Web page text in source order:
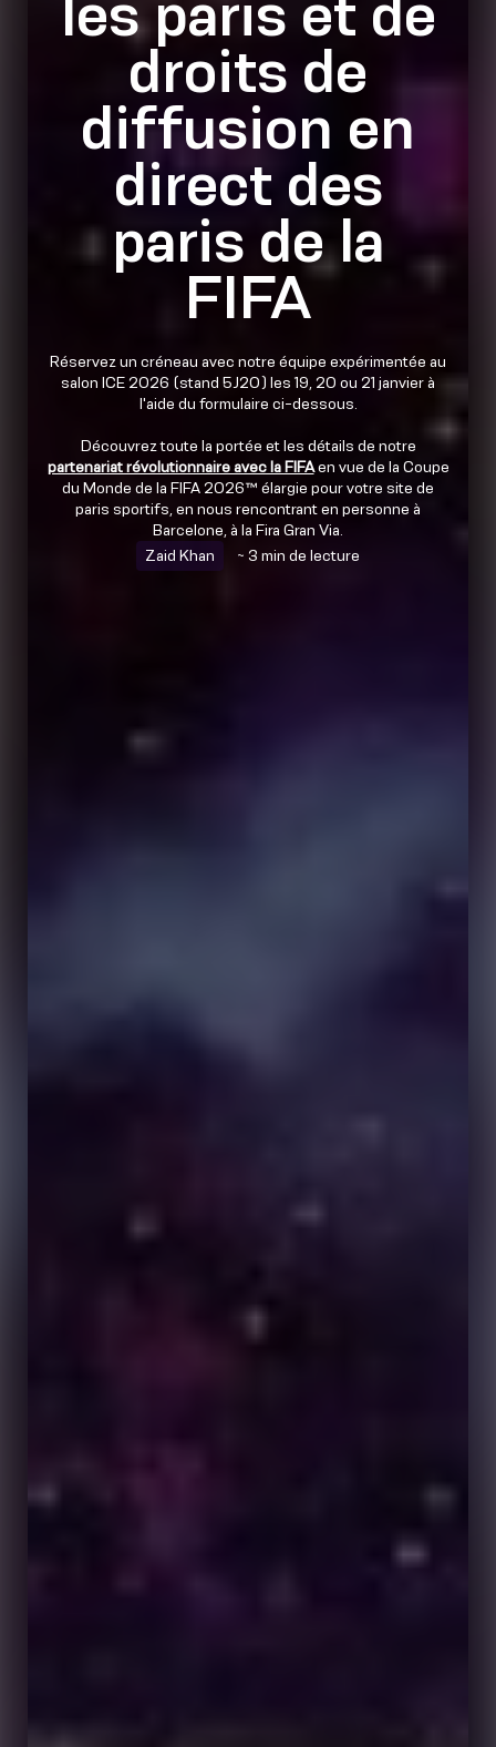
droits de
diffusion en
direct des
paris de la
FIFA
Réservez un créneau avec notre équipe expérimentée au
salon ICE 2026 (stand 5J20) les 19, 20 ou 21 janvier à
l'aide du formulaire ci-dessous.
Découvrez toute la portée et les détails de notre
partenariat révolutionnaire avec la FIFA en vue de la Coupe
du Monde de la FIFA 2026™ élargie pour votre site de
paris sportifs, en nous rencontrant en personne à
Barcelone, à la Fira Gran Via.
Zaid Khan
~ 3 min de lecture